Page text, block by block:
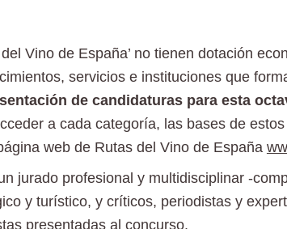
Vino de España’ no tienen dotación
servicios e instituciones que
de candidaturas para esta
a cada categoría, las bases de
web de Rutas del Vino de España
jurado profesional y multidisciplinar -
y turístico, y críticos, periodistas y
presentadas al concurso.